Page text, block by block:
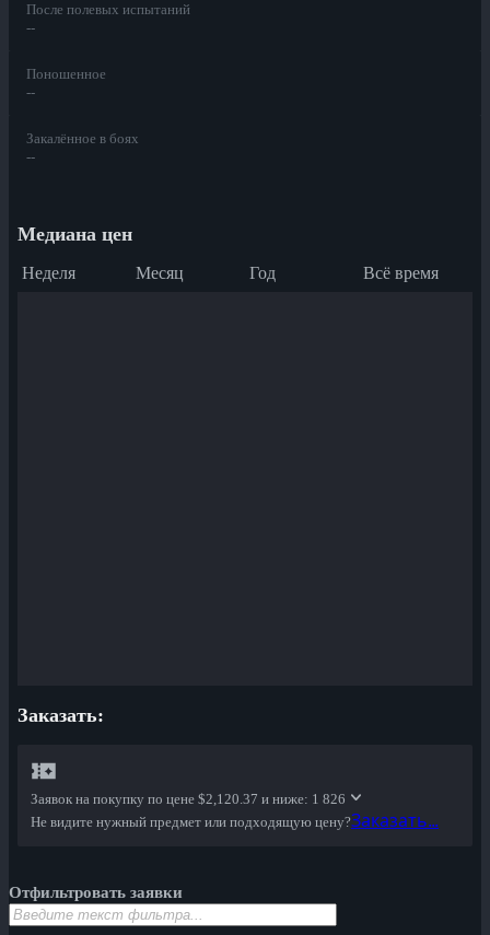
После полевых испытаний
--
Поношенное
--
Закалённое в боях
--
Медиана цен
Неделя Месяц Год Всё время
Заказать:
Заявок на покупку по цене $2,120.37 и ниже: 1 826
Не видите нужный предмет или подходящую цену?Заказать...
Отфильтровать заявки